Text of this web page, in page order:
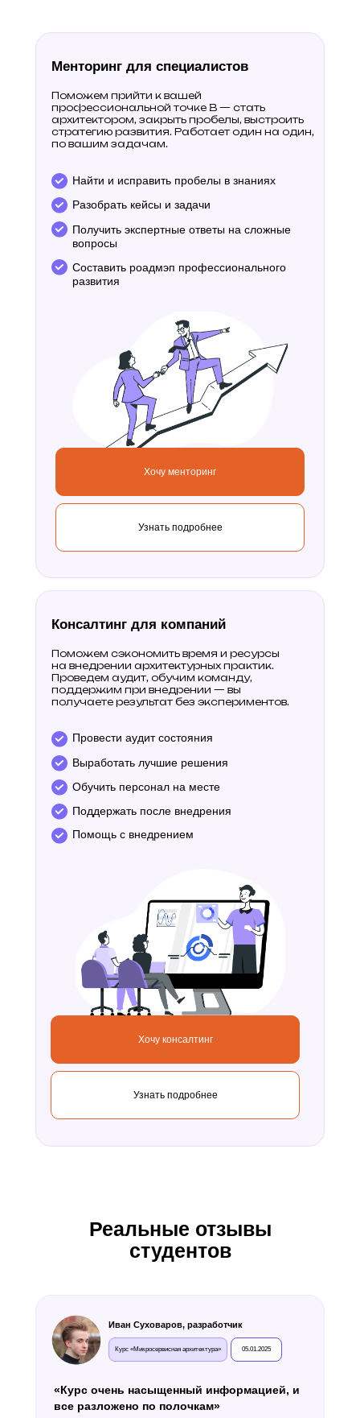
Хочу консалтинг
Узнать подробнее
Поможем сэкономить время и ресурсы
на внедрении архитектурных практик.
Проведем аудит, обучим команду,
поддержим при внедрении — вы
получаете результат без экспериментов.
Консалтинг для компаний
Провести аудит состояния
Выработать лучшие решения
Обучить персонал на месте
Помощь с внедрением
Поддержать после внедрения
Поможем прийти к вашей
профессиональной точке B — стать
архитектором, закрыть пробелы, выстроить
стратегию развития. Работает один на один,
по вашим задачам.
Менторинг для специалистов
Найти и исправить пробелы в знаниях
Разобрать кейсы и задачи
Составить роадмэп профессионального
развития
Узнать подробнее
Хочу менторинг
Получить экспертные ответы на сложные
вопросы
Реальные отзывы
студентов
Курс «Микросервисная архитектура» 05.01.2025
Иван Суховаров, разработчик
«Курс очень насыщенный информацией, и
все разложено по полочкам»